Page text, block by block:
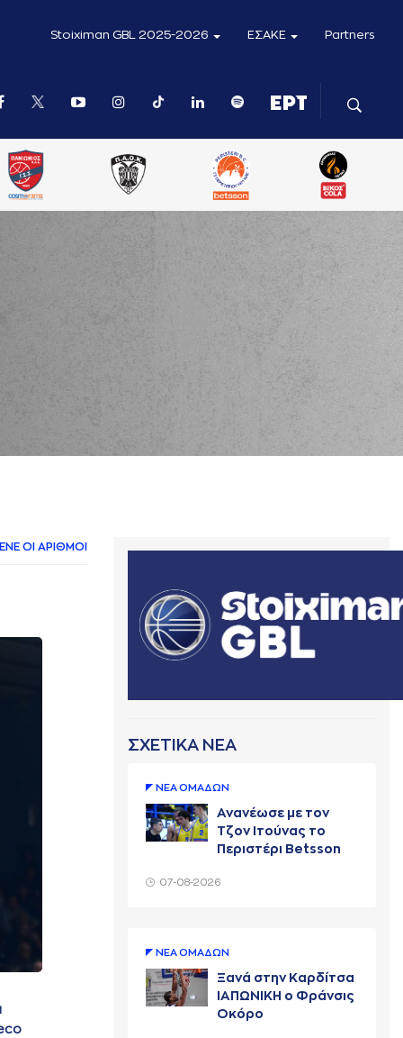
Stoiximan GBL 2025-2026 ΕΣΑΚΕ Partners
ΟΙ AΡΙΘΜΟΙ
ΣΧΕΤΙΚΑ ΝΕΑ
ΝΕA ΟΜAΔΩΝ
Ανανέωσε με τον
Τζον Ιτούνας το
Περιστέρι Betsson
07-08-2026
ΝΕA ΟΜAΔΩΝ
Ξανά στην Καρδίτσα
ΙΑΠΩΝΙΚΗ ο Φράνσις
Οκόρο